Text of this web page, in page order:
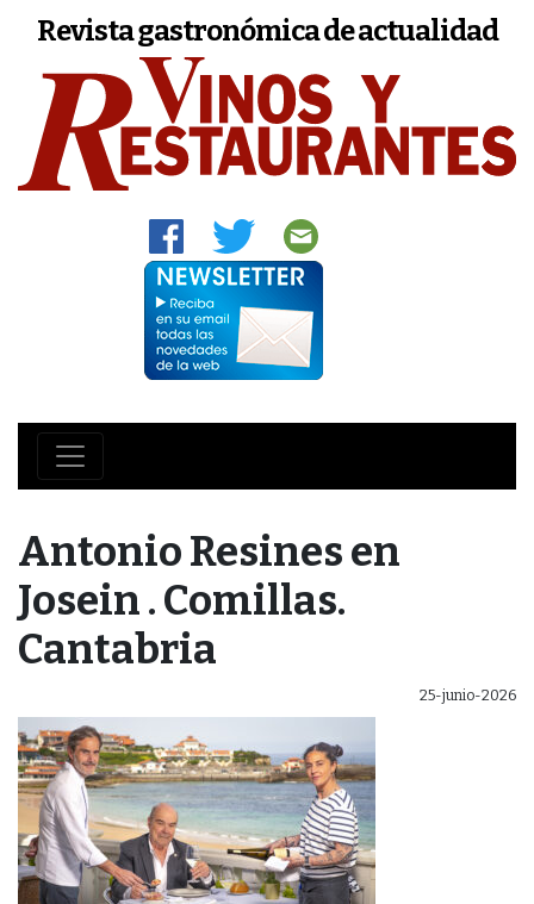
Revista gastronómica de actualidad
Antonio Resines en
Josein . Comillas.
Cantabria
25-junio-2026